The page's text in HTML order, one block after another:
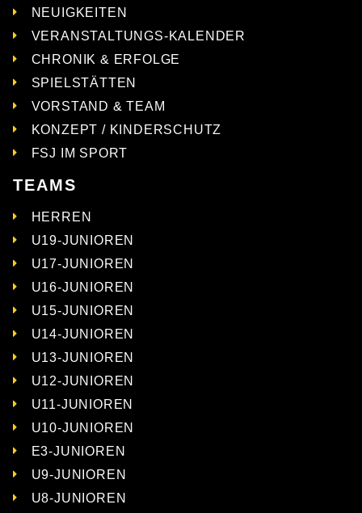
NEUIGKEITEN
VERANSTALTUNGS-KALENDER
CHRONIK & ERFOLGE
SPIELSTÄTTEN
VORSTAND & TEAM
KONZEPT / KINDERSCHUTZ
FSJ IM SPORT
TEAMS
HERREN
U19-JUNIOREN
U17-JUNIOREN
U16-JUNIOREN
U15-JUNIOREN
U14-JUNIOREN
U13-JUNIOREN
U12-JUNIOREN
U11-JUNIOREN
U10-JUNIOREN
E3-JUNIOREN
U9-JUNIOREN
U8-JUNIOREN